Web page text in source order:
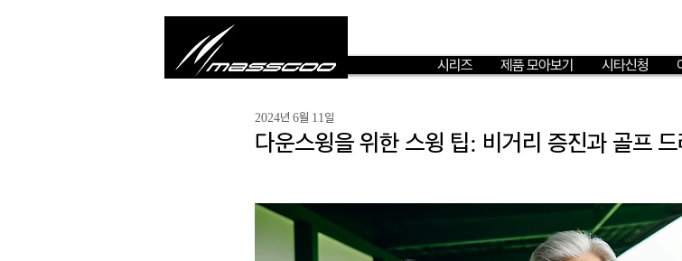
시리즈 제품 모아보기 시타신청
다운스윙을 위한 스윙 팁: 비거리 증진과 골프
2024년 6월 11일